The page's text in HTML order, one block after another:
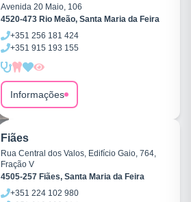
Avenida 20 Maio, 106
4520-473 Rio Meão, Santa Maria da Feira
+351256 181 424
+351915 193 155
Informações
Fiães
Rua Central dos Valos, Edifício Gaio, 764,
Fração V
4505-257 Fiães, Santa Maria da Feira
+351224 102 980